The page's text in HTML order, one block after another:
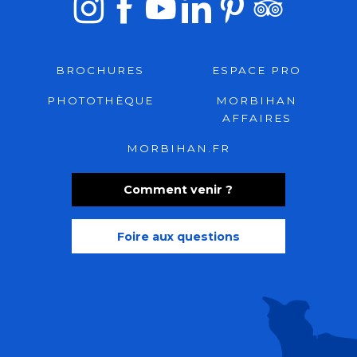
Comment venir ?
Foire aux questions
BROCHURES ESPACE PRO
PHOTOTHÈQUE
MORBIHAN
AFFAIRES
MORBIHAN.FR